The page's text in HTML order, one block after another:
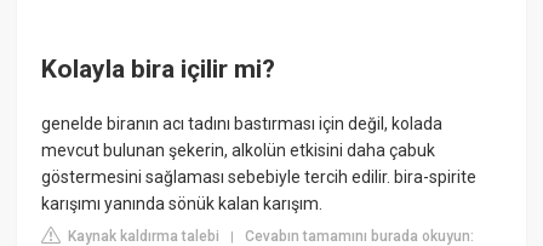
Kolayla bira içilir mi?
genelde biranın acı tadını bastırması için değil, kolada
mevcut bulunan şekerin, alkolün etkisini daha çabuk
göstermesini sağlaması sebebiyle tercih edilir. bira-spirite
karışımı yanında sönük kalan karışım.
Kaynak kaldırma talebi |Cevabın tamamını burada okuyun: